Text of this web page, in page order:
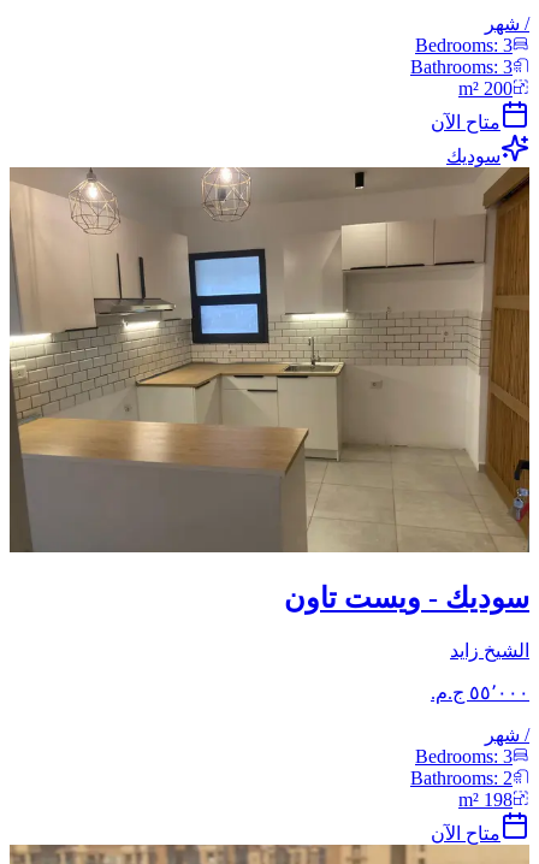
/ شهر
Bedrooms: 3
Bathrooms: 3
200
متاح الآن
سوديك
سوديك - ويست تاون
الشيخ زايد
/ شهر
Bedrooms: 3
Bathrooms: 2
198
متاح الآن